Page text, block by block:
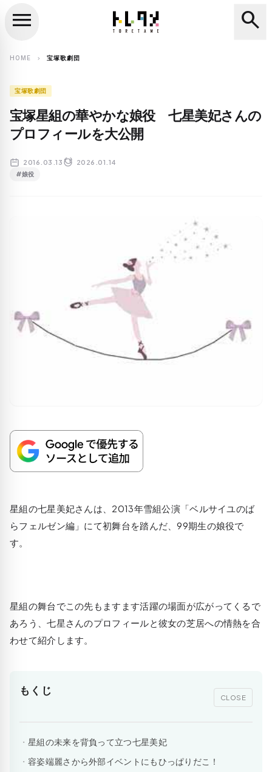
search
menu search
HOME chevron_right 宝塚歌劇団
宝塚歌劇団
宝塚星組の華やかな娘役 七星美妃さんの
プロフィールを大公開
2016.03.13 2026.01.14
#娘役
星組の七星美妃さんは、2013年雪組公演「ベルサイユのば
らフェルゼン編」にて初舞台を踏んだ、99期生の娘役で
す。
星組の舞台でこの先もますます活躍の場面が広がってくるで
あろう、七星さんのプロフィールと彼女の芝居への情熱を合
わせて紹介します。
もくじ
CLOSE
星組の未来を背負って立つ七星美妃
容姿端麗さから外部イベントにもひっぱりだこ！